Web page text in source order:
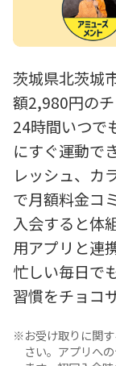
茨城県北茨城
額2,980円のチ
24時間いつで
にすぐ運動で
レッシュ、カ
で月額料金コ
入会すると体
用アプリと連
忙しい毎日で
習慣をチョコ
お受け取りに関
さい。アプリへ